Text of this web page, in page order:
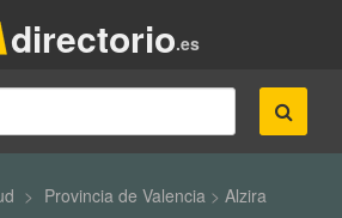
.es
directorio
> Provincia de Valencia> Alzira